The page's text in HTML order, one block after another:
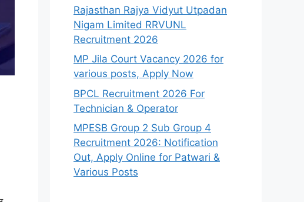
Rajasthan Rajya Vidyut Utpadan
Nigam Limited RRVUNL
Recruitment 2026
MP Jila Court Vacancy 2026 for
various posts, Apply Now
BPCL Recruitment 2026 For
Technician & Operator
MPESB Group 2 Sub Group 4
Recruitment 2026: Notification
Out, Apply Online for Patwari &
Various Posts